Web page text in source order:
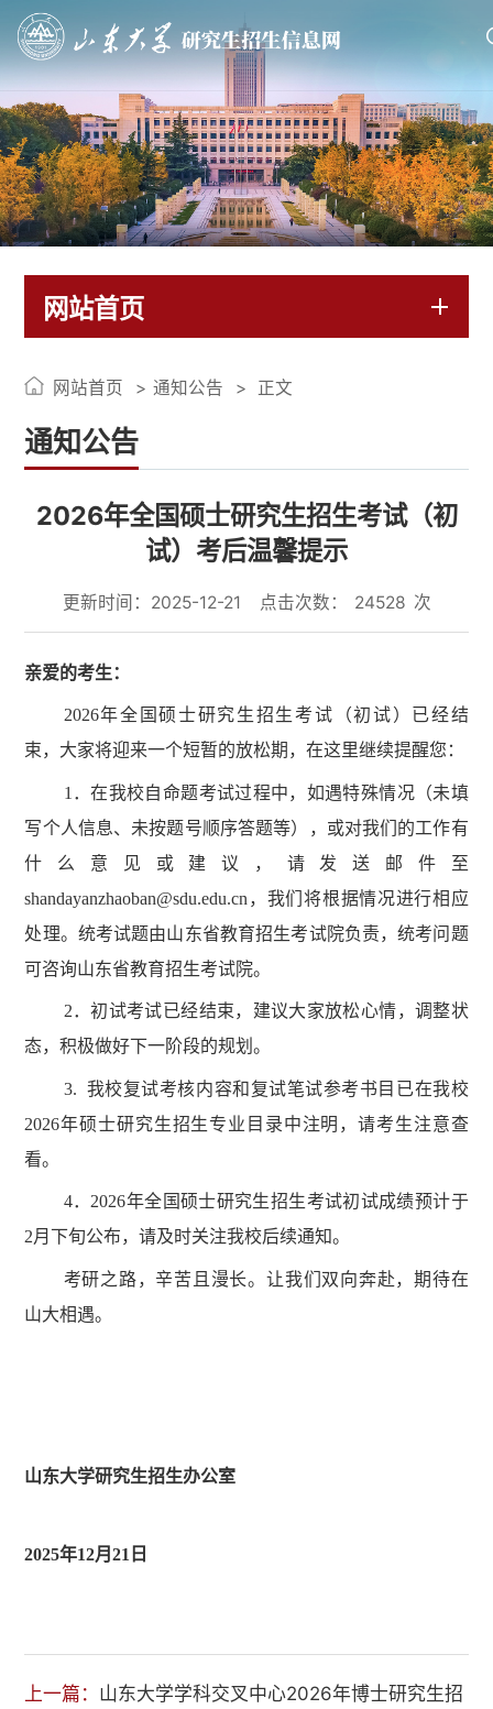
网站首页
通知公告
网站首页 通知公告 正文
2026年全国硕士研究生招生考试（初
试）考后温馨提示
更新时间：2025-12-21 点击次数： 24528 次
亲爱的考生：
2026年全国硕士研究生招生考试（初试）已经结
束，大家将迎来一个短暂的放松期，在这里继续提醒您：
1．在我校自命题考试过程中，如遇特殊情况（未填
写个人信息、未按题号顺序答题等），或对我们的工作有
什么意见或建议，请发送邮件至
shandayanzhaoban@sdu.edu.cn，我们将根据情况进行相应
处理。统考试题由山东省教育招生考试院负责，统考问题
可咨询山东省教育招生考试院。
2．初试考试已经结束，建议大家放松心情，调整状
态，积极做好下一阶段的规划。
3. 我校复试考核内容和复试笔试参考书目已在我校
2026年硕士研究生招生专业目录中注明，请考生注意查
看。
4．2026年全国硕士研究生招生考试初试成绩预计于
2月下旬公布，请及时关注我校后续通知。
考研之路，辛苦且漫长。让我们双向奔赴，期待在
山大相遇。
山东大学研究生招生办公室
2025年12月21日
上一篇： 山东大学学科交叉中心2026年博士研究生招